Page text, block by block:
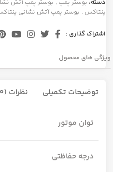
دسته: بوستر پمپ , بوستر پمپ آتش
پنتاکس , بوستر پمپ آتش نشانی
اشتراک گذاری :
ویژگی های محصول
توضیحات تکمیلی نظرات (0)
توان موتور
درجه حفاظتی